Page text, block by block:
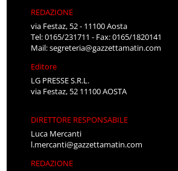
REDAZIONE
via Festaz, 52 - 11100 Aosta
Tel: 0165/231711 - Fax: 0165/1820141
Mail:segreteria@gazzettamatin.com
Editore
LG PRESSE S.R.L.
via Festaz, 52 11100 AOSTA
DIRETTORE RESPONSABILE
Luca Mercanti
l.mercanti@gazzettamatin.com
REDAZIONE